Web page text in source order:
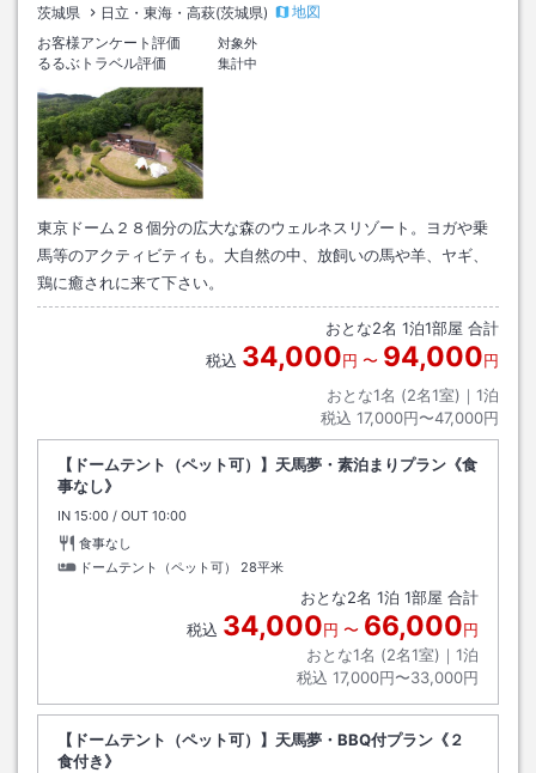
茨城県 日立・東海・高萩(茨城県)
地図
お客様アンケート評価
対象外
るるぶトラベル評価 集計中
東京ドーム２８個分の広大な森のウェルネスリゾート。ヨガや乗
馬等のアクティビティも。大自然の中、放飼いの馬や羊、ヤギ、
鶏に癒されに来て下さい。
おとな2名 1泊1部屋 合計
税込 34,000円 〜 94,000円
おとな1名 (2名1室)｜ 1泊
税込 17,000円〜47,000円
【ドームテント（ペット可）】天馬夢・素泊まりプラン《食
事なし》
IN チェックイン
15:00 / OUT チェックアウト
10:00
食事なし
ドームテント（ペット可）
28平米
おとな2名 1泊 1部屋 合計
税込 34,000円 〜 66,000円
おとな1名 (2名1室)｜ 1泊
税込 17,000円〜33,000円
【ドームテント（ペット可）】天馬夢・BBQ付プラン《２
食付き》